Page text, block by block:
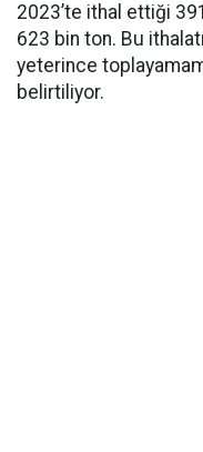
2023’te ithal ettiği
623 bin ton. Bu
yeterince
belirtiliyor.